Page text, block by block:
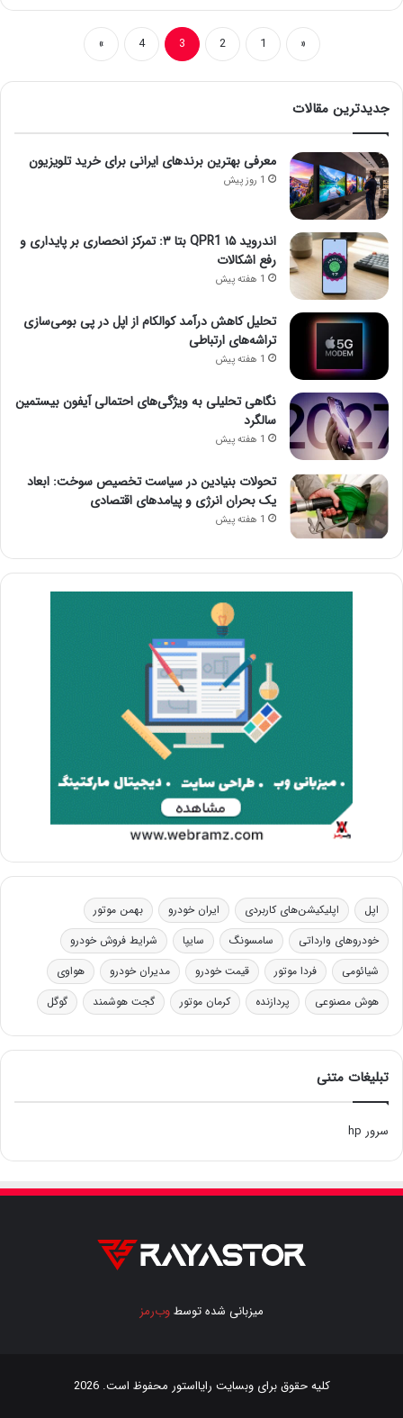
«
1
2
3
4
»
جدیدترین مقالات
معرفی بهترین برندهای ایرانی برای خرید تلویزیون
1 روز پیش
اندروید ۱۵ QPR1 بتا ۳: تمرکز انحصاری بر پایداری و
رفع اشکالات
1 هفته پیش
تحلیل کاهش درآمد کوالکام از اپل در پی بومی‌سازی
تراشه‌های ارتباطی
1 هفته پیش
نگاهی تحلیلی به ویژگی‌های احتمالی آیفون بیستمین
سالگرد
1 هفته پیش
تحولات بنیادین در سیاست تخصیص سوخت: ابعاد
یک بحران انرژی و پیامدهای اقتصادی
1 هفته پیش
اپل اپلیکیشن‌های کاربردی ایران خودرو
بهمن موتور
خودروهای وارداتی
سامسونگ سایپا
شرایط فروش خودرو
شیائومی
فردا موتور قیمت خودرو مدیران خودرو
هواوی
هوش مصنوعی
پردازنده کرمان موتور گجت هوشمند گوگل
تبلیغات متنی
سرور hp
میزبانی شده توسطوب‌رمز
کلیه حقوق برای وبسایت رایااستور محفوظ است. 2026